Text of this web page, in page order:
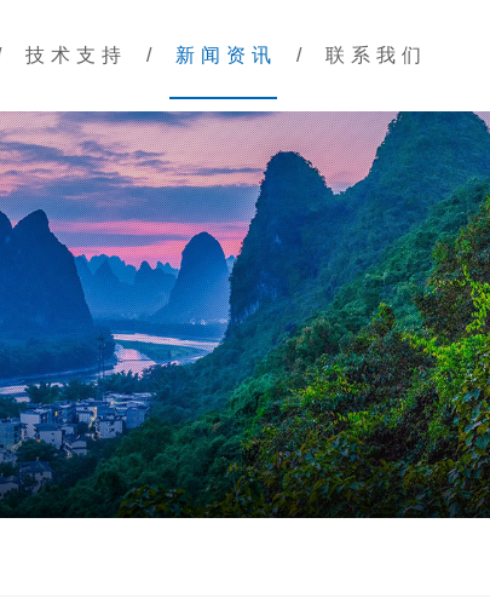
技术支持 / 新闻资讯 / 联系我们